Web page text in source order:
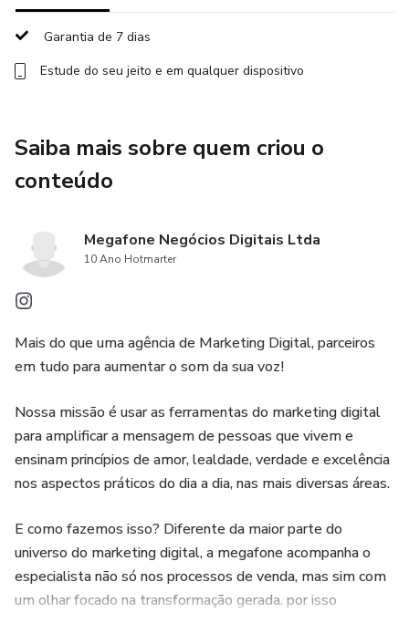
Garantia de 7 dias
Estude do seu jeito e em qualquer dispositivo
Saiba mais sobre quem criou o
conteúdo
Megafone Negócios Digitais Ltda
10 Ano Hotmarter
Mais do que uma agência de Marketing Digital, parceiros
em tudo para aumentar o som da sua voz!
Nossa missão é usar as ferramentas do marketing digital
para amplificar a mensagem de pessoas que vivem e
ensinam princípios de amor, lealdade, verdade e excelência
nos aspectos práticos do dia a dia, nas mais diversas áreas.
E como fazemos isso? Diferente da maior parte do
universo do marketing digital, a megafone acompanha o
especialista não só nos processos de venda, mas sim com
um olhar focado na transformação gerada. por isso